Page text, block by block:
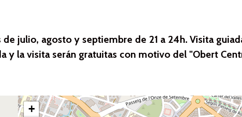
julio, agosto y septiembre de 21 a 24h. Visita
y la visita serán gratuitas con motivo del "Obert
+